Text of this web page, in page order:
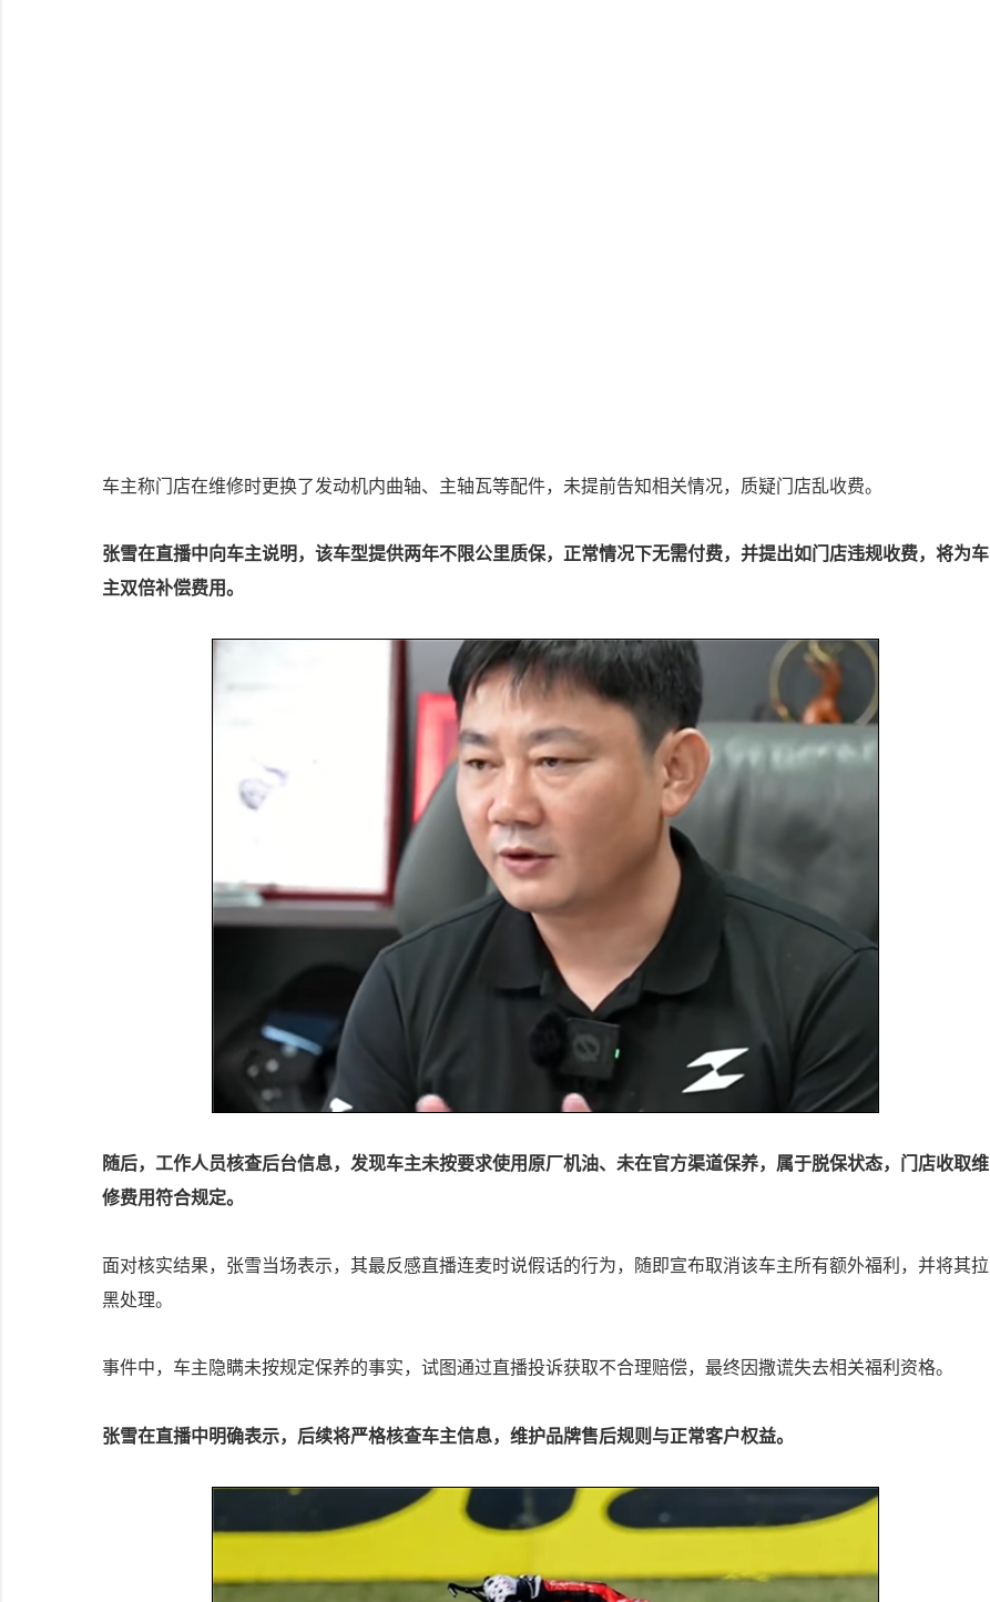
车主称门店在维修时更换了发动机内曲轴、主轴瓦等配件，未提前告知相关情况，质疑门店乱收费。
张雪在直播中向车主说明，该车型提供两年不限公里质保，正常情况下无需付费，并提出如门店违规收费，将为车
主双倍补偿费用。
随后，工作人员核查后台信息，发现车主未按要求使用原厂机油、未在官方渠道保养，属于脱保状态，门店收取维
修费用符合规定。
面对核实结果，张雪当场表示，其最反感直播连麦时说假话的行为，随即宣布取消该车主所有额外福利，并将其拉
黑处理。
事件中，车主隐瞒未按规定保养的事实，试图通过直播投诉获取不合理赔偿，最终因撒谎失去相关福利资格。
张雪在直播中明确表示，后续将严格核查车主信息，维护品牌售后规则与正常客户权益。